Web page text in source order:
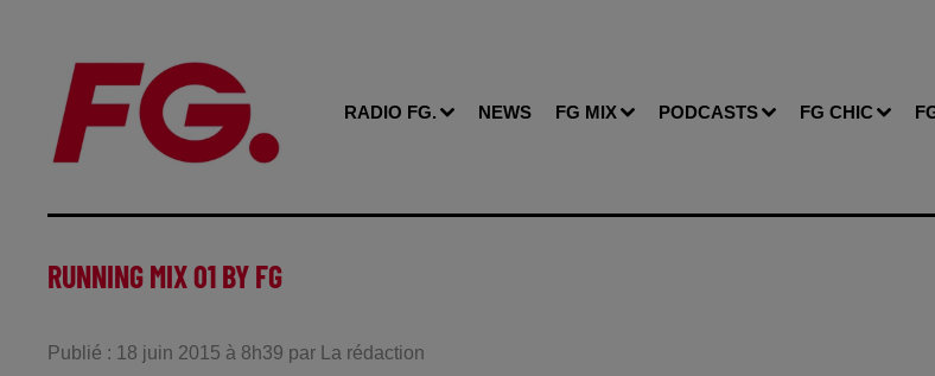
RADIO FG. NEWS FG MIX PODCASTS FG CHIC
RUNNING MIX 01 BY FG
Publié : 18 juin 2015 à 8h39 par La rédaction